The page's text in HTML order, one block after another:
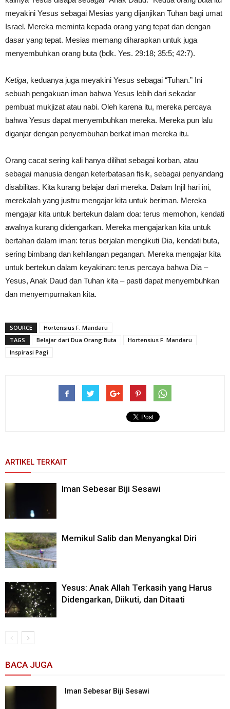
meyakini Yesus sebagai Mesias yang dijanjikan Tuhan bagi umat
Israel. Mereka meminta kepada orang yang tepat dan dengan
dasar yang tepat. Mesias memang diharapkan untuk juga
menyembuhkan orang buta (bdk. Yes. 29:18; 35:5; 42:7).
Ketiga, keduanya juga meyakini Yesus sebagai “Tuhan.” Ini
sebuah pengakuan iman bahwa Yesus lebih dari sekadar
pembuat mukjizat atau nabi. Oleh karena itu, mereka percaya
bahwa Yesus dapat menyembuhkan mereka. Mereka pun lalu
diganjar dengan penyembuhan berkat iman mereka itu.
Orang cacat sering kali hanya dilihat sebagai korban, atau
sebagai manusia dengan keterbatasan fisik, sebagai penyandang
disabilitas. Kita kurang belajar dari mereka. Dalam Injil hari ini,
merekalah yang justru mengajar kita untuk beriman. Mereka
mengajar kita untuk bertekun dalam doa: terus memohon, kendati
awalnya kurang didengarkan. Mereka mengajarkan kita untuk
bertahan dalam iman: terus berjalan mengikuti Dia, kendati buta,
sering bimbang dan kehilangan pegangan. Mereka mengajar kita
untuk bertekun dalam keyakinan: terus percaya bahwa Dia –
Yesus, Anak Daud dan Tuhan kita – pasti dapat menyembuhkan
dan menyempurnakan kita.
SOURCE
Hortensius F. Mandaru
TAGS
Belajar dari Dua Orang Buta
Hortensius F. Mandaru
Inspirasi Pagi
ARTIKEL TERKAIT
Iman Sebesar Biji Sesawi
Memikul Salib dan Menyangkal Diri
Yesus: Anak Allah Terkasih yang Harus
Didengarkan, Diikuti, dan Ditaati
BACA JUGA
Iman Sebesar Biji Sesawi